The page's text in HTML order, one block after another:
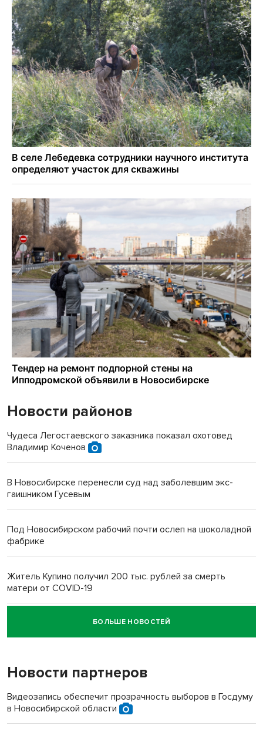
Новости районов
Чудеса Легостаевского заказника показал охотовед
Владимир Коченов
В Новосибирске перенесли суд над заболевшим экс-
гаишником Гусевым
Под Новосибирском рабочий почти ослеп на шоколадной
фабрике
Житель Купино получил 200 тыс. рублей за смерть
матери от COVID-19
Новосибирский суд наказал водителя за смерть
пенсионерки на вокзале
БОЛЬШЕ НОВОСТЕЙ
Новости партнеров
Видеозапись обеспечит прозрачность выборов в Госдуму
в Новосибирской области